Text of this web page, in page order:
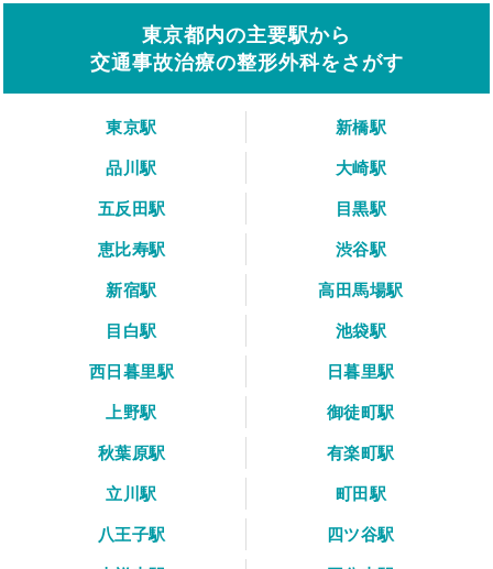
東京都内の主要駅から
交通事故治療の整形外科をさがす
東京駅
新橋駅
品川駅
大崎駅
五反田駅
目黒駅
恵比寿駅
渋谷駅
新宿駅
高田馬場駅
目白駅
池袋駅
西日暮里駅
日暮里駅
上野駅
御徒町駅
秋葉原駅
有楽町駅
立川駅
町田駅
八王子駅
四ツ谷駅